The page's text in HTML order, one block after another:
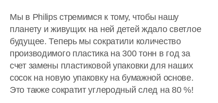
Мы в Philips стремимся к тому, чтобы нашу
планету и живущих на ней детей ждало светлое
будущее. Теперь мы сократили количество
производимого пластика на 300 тонн в год за
счет замены пластиковой упаковки для наших
сосок на новую упаковку на бумажной основе.
Это также сократит углеродный след на 80 %!